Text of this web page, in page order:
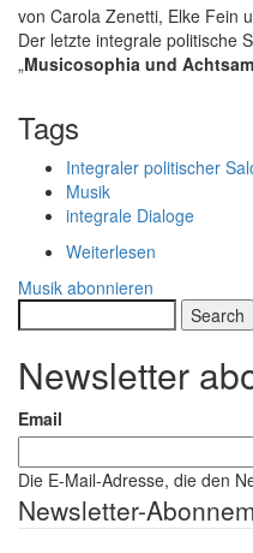
von Carola Zenetti, Elke Fein
Der letzte integrale politische
„Musicosophia und
Tags
Integraler politischer
Musik
integrale Dialoge
Weiterlesen
und
Dialog
Zwei
achtsame
im
Geiste
Musik abonnieren
Newsletter
Email
Die E-Mail-Adresse, die den
Newsletter-